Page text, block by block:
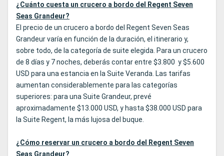
¿Cuánto cuesta un crucero a bordo del Regent Seven
Seas Grandeur?
El precio de un crucero a bordo del Regent Seven Seas
Grandeur varía en función de la duración, el itinerario y,
sobre todo, de la categoría de suite elegida. Para un crucero
de 8 días y 7 noches, deberás contar entre $3.800 y $5.600
USD para una estancia en la Suite Veranda. Las tarifas
aumentan considerablemente para las categorías
superiores: para una Suite Grandeur, prevé
aproximadamente $13.000 USD, y hasta $38.000 USD para
la Suite Regent, la más lujosa del buque.
¿Cómo reservar un crucero a bordo del Regent Seven
Seas Grandeur?